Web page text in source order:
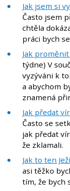
Jak jsem si
Často jsem
chtěla
práci bych
Jak
týdne) V
vyzýváni k
a abychom
znamená
Jak předat
Často se
jak předat
že zklamali.
Jak to ten
asi těžko
tím, že bych